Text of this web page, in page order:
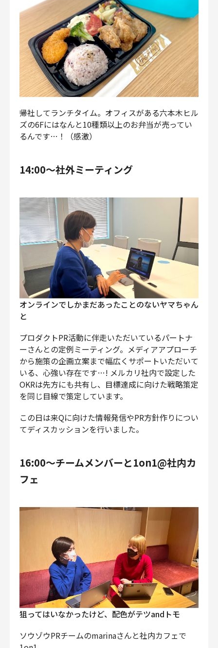
帰社してランチタイム。オフィスがある六本木ヒル
ズの6Fにはなんと10種類以上のお弁当が売ってい
るんです…！（感激）
14:00〜社外ミーティング
オンラインでしかまだあったことのないヤマちゃん
と
プロダクトPR活動に伴走いただいているパートナ
ーさんとの定例ミーティング。メディアアプローチ
から施策の企画立案まで幅広くサポートいただいて
いる、心強い存在です…! メルカリ社内で設定した
OKRは先方にも共有し、目標達成に向けた戦略策定
を同じ目線で策定しています。
この日は来Qに向けた情報発信やPR方針作りについ
てディスカッションを行いました。
16:00〜チームメンバーと1on1@社内カ
フェ
狙ってはいなかったけど、配色がテツandトモ
ソウゾウPRチームのmarinaさんと社内カフェで